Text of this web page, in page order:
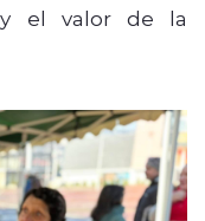
y el valor de la